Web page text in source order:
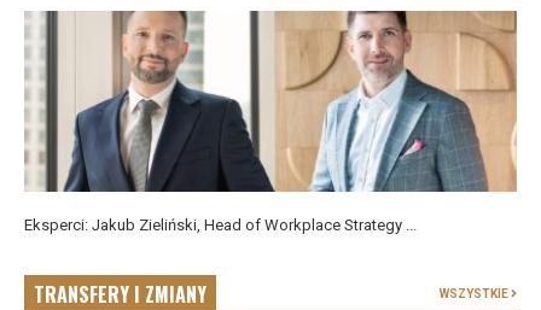
Eksperci: Jakub Zieliński, Head of Workplace Strategy ...
TRANSFERY I ZMIANY WSZYSTKIE